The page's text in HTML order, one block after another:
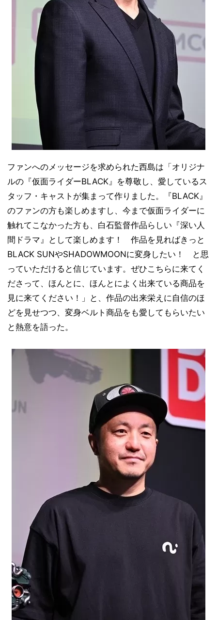
ファンへのメッセージを求められた西島は「オリジナ
ルの『仮面ライダーBLACK』を尊敬し、愛しているス
タッフ・キャストが集まって作りました。『BLACK』
のファンの方も楽しめますし、今まで仮面ライダーに
触れてこなかった方も、白石監督作品らしい『深い人
間ドラマ』として楽しめます！ 作品を見ればきっと
BLACK SUNやSHADOWMOONに変身したい！ と思
っていただけると信じています。ぜひこちらに来てく
ださって、ほんとに、ほんとによく出来ている商品を
見に来てください！」と、作品の出来栄えに自信のほ
どを見せつつ、変身ベルト商品をも愛してもらいたい
と熱意を語った。